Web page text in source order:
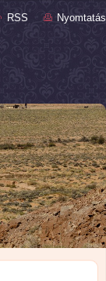
RSS Nyomtatás